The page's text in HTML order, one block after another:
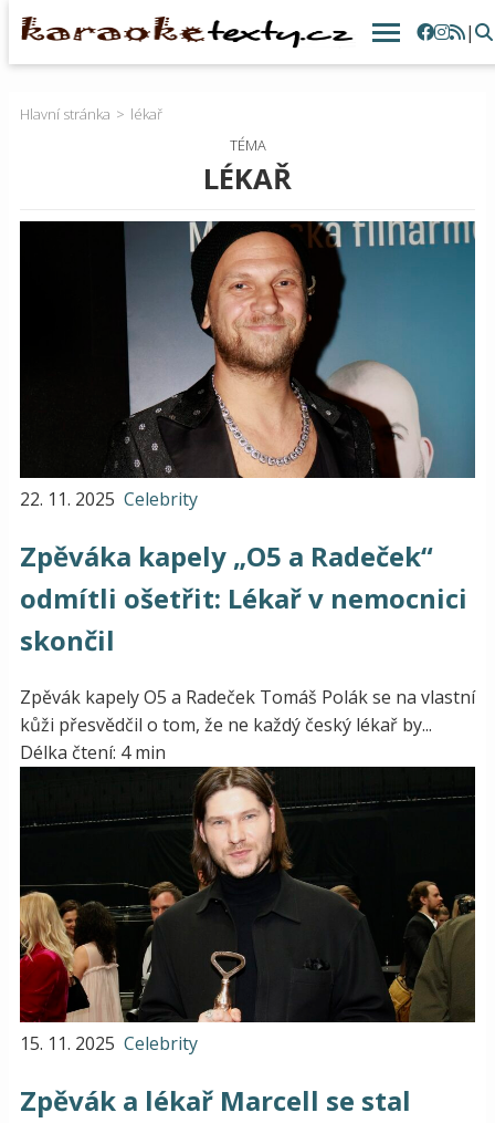
|
Hlavní stránka
lékař
TÉMA
LÉKAŘ
22. 11. 2025 Celebrity
Zpěváka kapely „O5 a Radeček“
odmítli ošetřit: Lékař v nemocnici
skončil
Zpěvák kapely O5 a Radeček Tomáš Polák se na vlastní
kůži přesvědčil o tom, že ne každý český lékař by...
Délka čtení: 4 min
15. 11. 2025 Celebrity
Zpěvák a lékař Marcell se stal